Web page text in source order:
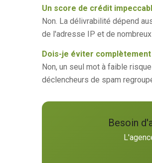
Un score de crédit
Non. La délivrabilité dépend
de l'adresse IP et de
Dois-je éviter
Non, un seul mot à faible
déclencheurs de spam
Besoin